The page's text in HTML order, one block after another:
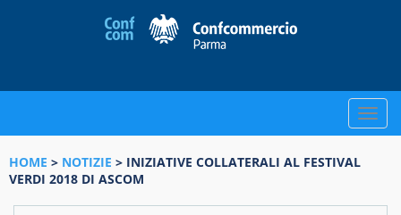
Toggle
HOME > NOTIZIE > INIZIATIVE COLLATERALI AL FESTIVAL
VERDI 2018 DI ASCOM